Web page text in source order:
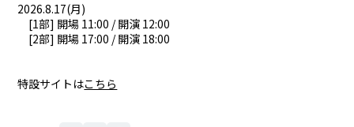
Lapis
みかさくん
2026.8.17(月)
[1部] 開場 11:00 / 開演 12:00
[2部] 開場 17:00 / 開演 18:00
特設サイトはこちら